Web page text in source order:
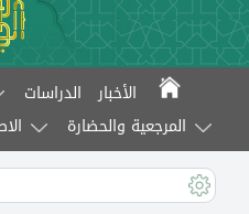
الأخبار الدراسات
المرجعية والحضارة